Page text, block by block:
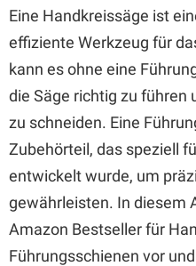
Eine Handkreissäge ist
effiziente Werkzeug für
kann es ohne eine
die Säge richtig zu führen
zu schneiden. Eine
Zubehörteil, das speziell
entwickelt wurde, um
gewährleisten. In diesem
Amazon Bestseller für
Führungsschienen vor